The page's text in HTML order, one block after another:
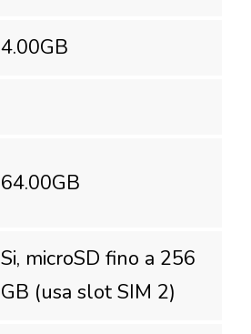
4.00GB
64.00GB
Si, microSD fino a 256
GB (usa slot SIM 2)